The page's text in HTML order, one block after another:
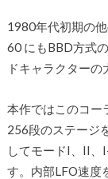
1980年代初期の
60 にもBBD方式
ドキャラクターの
本作ではこのコー
256段のステージ
してモードI、II、
す。内部LFO速度